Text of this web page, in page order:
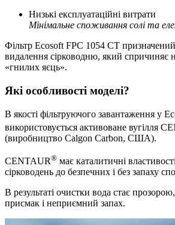
Низькі експлуатаційні витрати
Мінімальне споживання солі та
Фільтр Ecosoft FPC 1054 CT
видалення сірководню, який спричиняє
«гнилих яєць».
Які особливості моделі?
В якості фільтруючого завантаження у
використовується активоване вугілля
(виробництво Calgon Carbon, США).
CENTAUR® має каталитичні
сірководень до безпечних і без запаху
В результаті очистки вода стає
присмак і неприємний запах.